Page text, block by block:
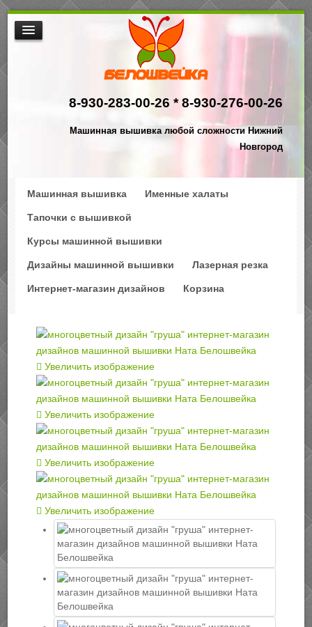
8-930-283-00-26 *8-930-276-00-26
Машинная вышивка любой сложности Нижний
Новгород
МАШИННАЯ ВЫШИВКА
НАША ПРОДУКЦИЯ
$АКЦИИ
Машинная вышивка Именные халаты
Тапочки с вышивкой
Курсы машинной вышивки
Дизайны машинной вышивки Лазерная резка
Интернет-магазин дизайнов Корзина
Увеличить изображение
Увеличить изображение
Увеличить изображение
Увеличить изображение